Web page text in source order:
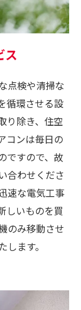
ス
点検や清掃な
循環させる設
り除き、住空
コンは毎日の
ですので、故
合わせくださ
速な電気工事
しいものを買
のみ移動させ
ます。